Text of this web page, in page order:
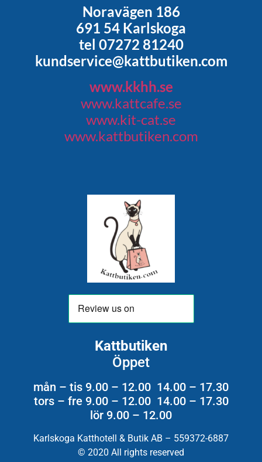
Noravägen 186
691 54 Karlskoga
tel 07272 81240
kundservice@kattbutiken.com
www.kkhh.se
www.kattcafe.se
www.kit-cat.se
www.kattbutiken.com
Kattbutiken
Öppet
mån – tis 9.00 – 12.00 14.00 – 17.30
tors – fre 9.00 – 12.00 14.00 – 17.30
lör 9.00 – 12.00
Karlskoga Katthotell & Butik AB – 559372-6887
© 2020 All rights reserved